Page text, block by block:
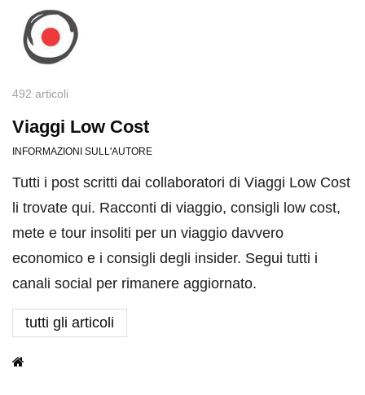
492 articoli
Viaggi Low Cost
INFORMAZIONI SULL'AUTORE
Tutti i post scritti dai collaboratori di Viaggi Low Cost
li trovate qui. Racconti di viaggio, consigli low cost,
mete e tour insoliti per un viaggio davvero
economico e i consigli degli insider. Segui tutti i
canali social per rimanere aggiornato.
tutti gli articoli